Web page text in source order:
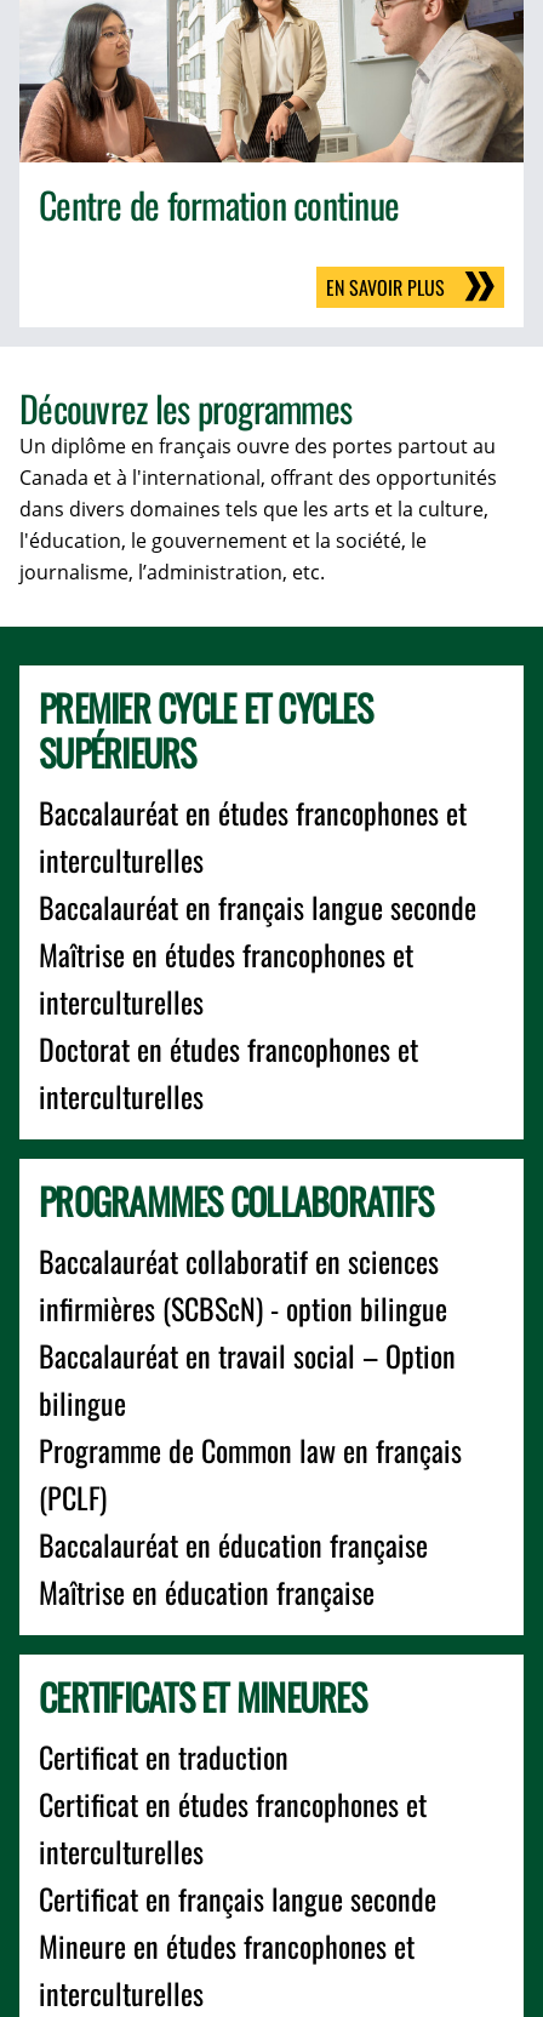
Centre de formation continue
EN SAVOIR PLUS
Découvrez les programmes
Un diplôme en français ouvre des portes partout au
Canada et à l'international, offrant des opportunités
dans divers domaines tels que les arts et la culture,
l'éducation, le gouvernement et la société, le
journalisme, l’administration, etc.
PREMIER CYCLE ET CYCLES
SUPÉRIEURS
Baccalauréat en études francophones et
interculturelles
Baccalauréat en français langue seconde
Maîtrise en études francophones et
interculturelles
Doctorat en études francophones et
interculturelles
PROGRAMMES COLLABORATIFS
Baccalauréat collaboratif en sciences
infirmières (SCBScN) - option bilingue
Baccalauréat en travail social – Option
bilingue
Programme de Common law en français
(PCLF)
Baccalauréat en éducation française
Maîtrise en éducation française
CERTIFICATS ET MINEURES
Certificat en traduction
Certificat en études francophones et
interculturelles
Certificat en français langue seconde
Mineure en études francophones et
interculturelles